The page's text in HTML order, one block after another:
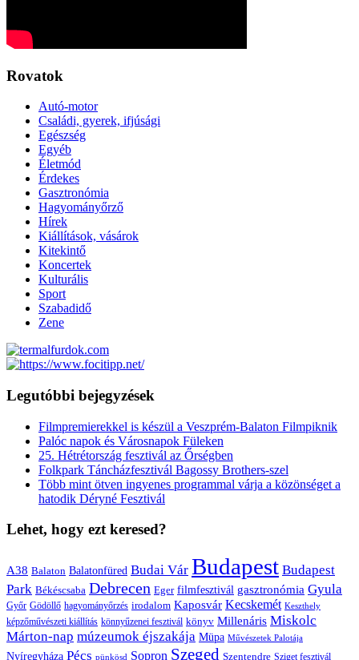
Rovatok
Autó-motor
Családi, gyerek, ifjúsági
Egészség
Egyéb
Életmód
Érdekes
Gasztronómia
Hagyományőrző
Hírek
Kiállítások, vásárok
Kitekintő
Koncertek
Kulturális
Sport
Szabadidő
Zene
Legutóbbi bejegyzések
Filmpremierekkel is készül a Veszprém-Balaton Filmpiknik
Palóc napok és Városnapok Füleken
25. Hétrétország fesztivál az Őrségben
Folkpark Táncházfesztivál Bagossy Brothers-szel
Több mint ötven ingyenes programmal várja a közönséget a
hatodik Déryné Fesztivál
Lehet, hogy ezt keresed?
A38 Balaton Balatonfüred Budai Vár Budapest Budapest
Park Békéscsaba Debrecen Eger filmfesztivál gasztronómia Gyula
Győr Gödöllő hagyományőrzés irodalom Kaposvár Kecskemét Keszthely
képzőművészeti kiállítás könnyűzenei fesztivál könyv Millenáris Miskolc
Márton-nap múzeumok éjszakája Müpa Művészetek Palotája
Nyíregyháza Pécs pünkösd Sopron Szeged Szentendre Sziget fesztivál